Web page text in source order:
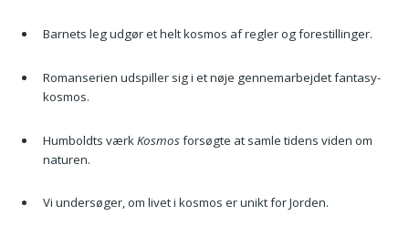
Barnets leg udgør et helt kosmos af regler og forestillinger.
Romanserien udspiller sig i et nøje gennemarbejdet fantasy-
kosmos.
Humboldts værkKosmosforsøgte at samle tidens viden om
naturen.
Vi undersøger, om livet i kosmos er unikt for Jorden.